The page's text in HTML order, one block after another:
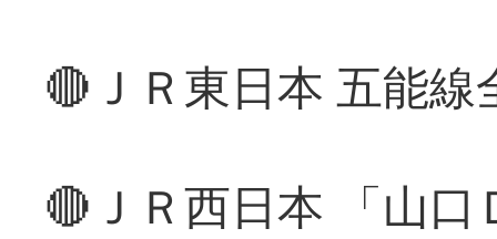
🔴ＪＲ東日本 五能
🔴ＪＲ西日本 「山